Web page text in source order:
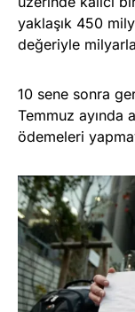
yaklaşık 450
değeriyle
10 sene sonra
Temmuz ayında
ödemeleri